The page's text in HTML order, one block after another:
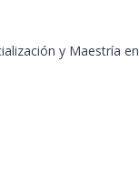
y Maestría en